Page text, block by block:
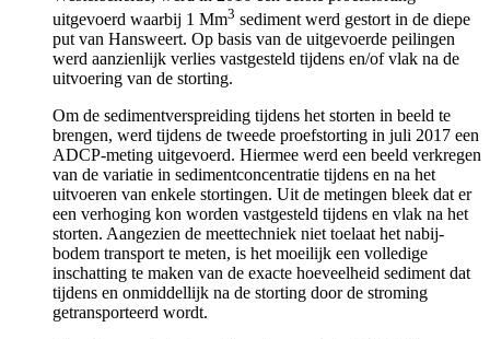
uitgevoerd waarbij 1 Mm3 sediment werd gestort in de diepe
put van Hansweert. Op basis van de uitgevoerde peilingen
werd aanzienlijk verlies vastgesteld tijdens en/of vlak na de
uitvoering van de storting.
Om de sedimentverspreiding tijdens het storten in beeld te
brengen, werd tijdens de tweede proefstorting in juli 2017 een
ADCP-meting uitgevoerd. Hiermee werd een beeld verkregen
van de variatie in sedimentconcentratie tijdens en na het
uitvoeren van enkele stortingen. Uit de metingen bleek dat er
een verhoging kon worden vastgesteld tijdens en vlak na het
storten. Aangezien de meettechniek niet toelaat het nabij-
bodem transport te meten, is het moeilijk een volledige
inschatting te maken van de exacte hoeveelheid sediment dat
tijdens en onmiddellijk na de storting door de stroming
getransporteerd wordt.